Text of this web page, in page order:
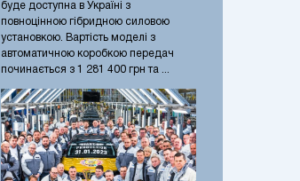
буде доступна в Україні з
повноцінною гібридною силовою
установкою. Вартість моделі з
автоматичною коробкою передач
починається з 1 281 400 грн та ...